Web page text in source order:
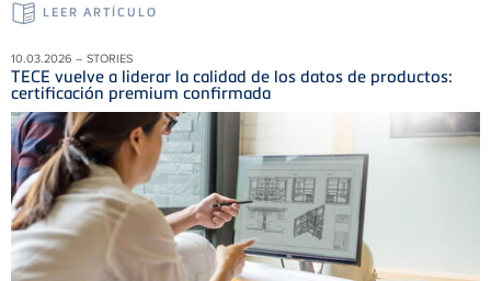
LEER ARTÍCULO
10.03.2026 – STORIES
TECE vuelve a liderar la calidad de los datos de productos:
certificación premium confirmada